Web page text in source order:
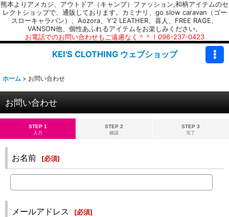
熊本よりアメカジ、アウトドア（キャンプ）ファッション,和柄アイテムのセ
レクトショップで、通販しております。カミナリ、go slow caravan（ゴー
スローキャラバン）、Aozora、Y'2 LEATHER、喜人、FREE RAGE、
VANSON他、個性あふれるアイテムをお楽しみください。
お電話でのお問い合わせもご遠慮なく＾＾！096-237-0423
KEI'S CLOTHING ウェブショップ
ホーム > お問い合わせ
お問い合わせ
STEP 1
入力
STEP 2
確認
STEP 3
完了
お名前 [必須]
メールアドレス [必須]